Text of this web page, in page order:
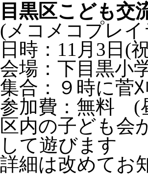
目黒区こども交
(メコメコプレ
日時：11月3日(
会場：下目黒小
集合：９時に菅
参加費：無料 (
区内の子ども会
して遊びます
詳細は改めてお